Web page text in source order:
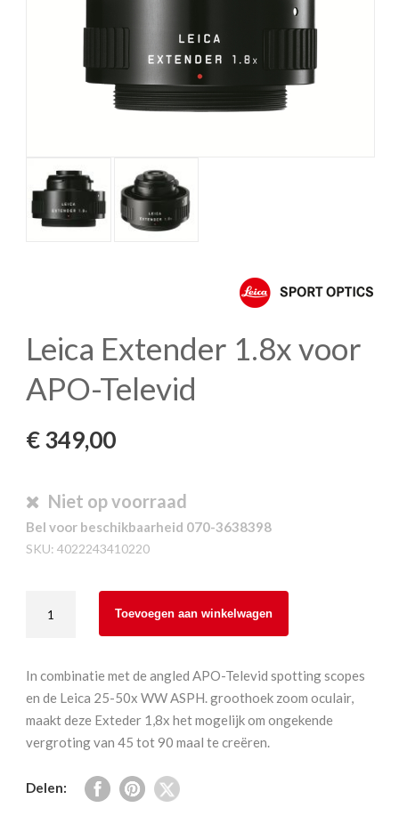
Leica Extender 1.8x voor
APO-Televid
€349,00
Niet op voorraad
Bel voor beschikbaarheid 070-3638398
SKU: 4022243410220
Extender
voor
APO-
Televid
Toevoegen aan winkelwagen
In combinatie met de angled APO-Televid spotting scopes
en de Leica 25-50x WW ASPH. groothoek zoom oculair,
maakt deze Exteder 1,8x het mogelijk om ongekende
vergroting van 45 tot 90 maal te creëren.
Delen: